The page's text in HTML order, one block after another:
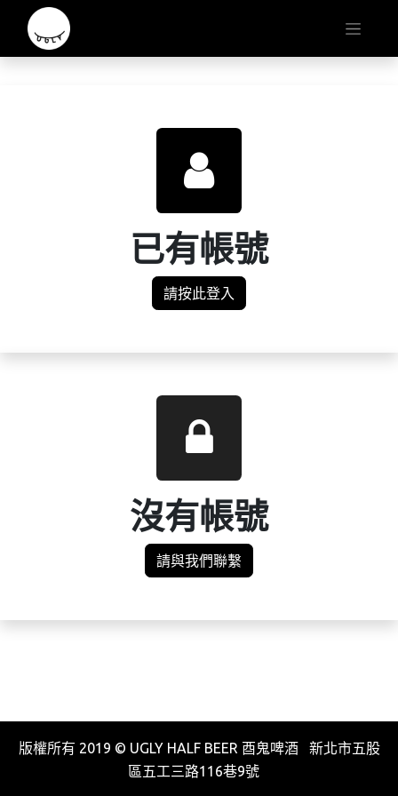
已有帳號
請按此登入
沒有帳號
請與我們聯繫
版權所有 2019 © UGLY HALF BEER 酉鬼啤酒 新北市五股
區五工三路116巷9號